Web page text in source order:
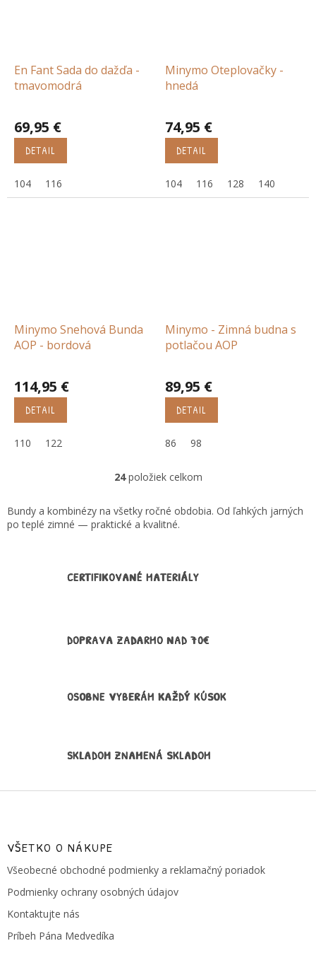
En Fant Sada do dažďa -
tmavomodrá
69,95 €
DETAIL
104 116
Minymo Oteplovačky -
hnedá
74,95 €
DETAIL
104 116 128 140
Minymo Snehová Bunda
AOP - bordová
114,95 €
DETAIL
110 122
Minymo - Zimná budna s
potlačou AOP
89,95 €
DETAIL
86 98
O
l
á
i
k
p
24položiek celkom
Bundy a kombinézy na všetky ročné obdobia. Od ľahkých jarných
po teplé zimné — praktické a kvalitné.
CERTIFIKOVANÉ MATERIÁLY
DOPRAVA ZADARMO NAD 70€
OSOBNE VYBERÁM KAŽDÝ KÚSOK
SKLADOM ZNAMENÁ SKLADOM
Z
VŠETKO O NÁKUPE
Všeobecné obchodné podmienky a reklamačný poriadok
Podmienky ochrany osobných údajov
Kontaktujte nás
Príbeh Pána Medvedíka